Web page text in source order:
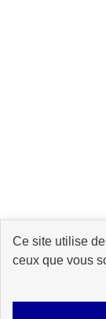
Ce site utilise
ceux que vous